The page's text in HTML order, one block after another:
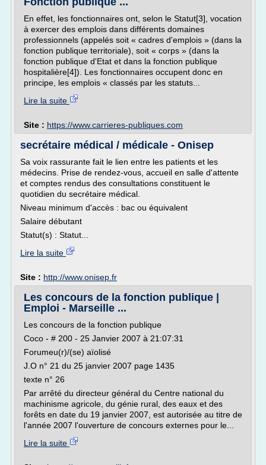
En effet, les fonctionnaires ont, selon le Statut[3], vocation
à exercer des emplois dans différents domaines
professionnels (appelés soit « cadres d'emplois » (dans la
fonction publique territoriale), soit « corps » (dans la
fonction publique d'Etat et dans la fonction publique
hospitalière[4]). Les fonctionnaires occupent donc en
principe, les emplois « classés par les statuts...
Lire la suite
Site : https://www.carrieres-publiques.com
secrétaire médical / médicale - Onisep
Sa voix rassurante fait le lien entre les patients et les
médecins. Prise de rendez-vous, accueil en salle d'attente
et comptes rendus des consultations constituent le
quotidien du secrétaire médical.
Niveau minimum d'accès : bac ou équivalent
Salaire débutant
Statut(s) : Statut...
Lire la suite
Site : http://www.onisep.fr
Les concours de la fonction publique |
Emploi - Marseille ...
Les concours de la fonction publique
Coco - # 200 - 25 Janvier 2007 à 21:07:31
Forumeu(r)/(se) aïolisé
J.O n° 21 du 25 janvier 2007 page 1435
texte n° 26
Par arrêté du directeur général du Centre national du
machinisme agricole, du génie rural, des eaux et des
forêts en date du 19 janvier 2007, est autorisée au titre de
l'année 2007 l'ouverture de concours externes pour le...
Lire la suite